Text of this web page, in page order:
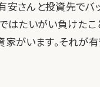
安さんと投資先でバ
はたいがい負けた
家がいます。それが